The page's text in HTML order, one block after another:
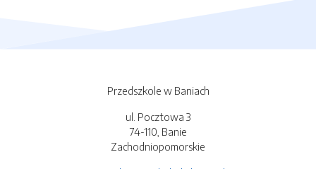
Przedszkole w Baniach
ul. Pocztowa 3
74-110, Banie
Zachodniopomorskie